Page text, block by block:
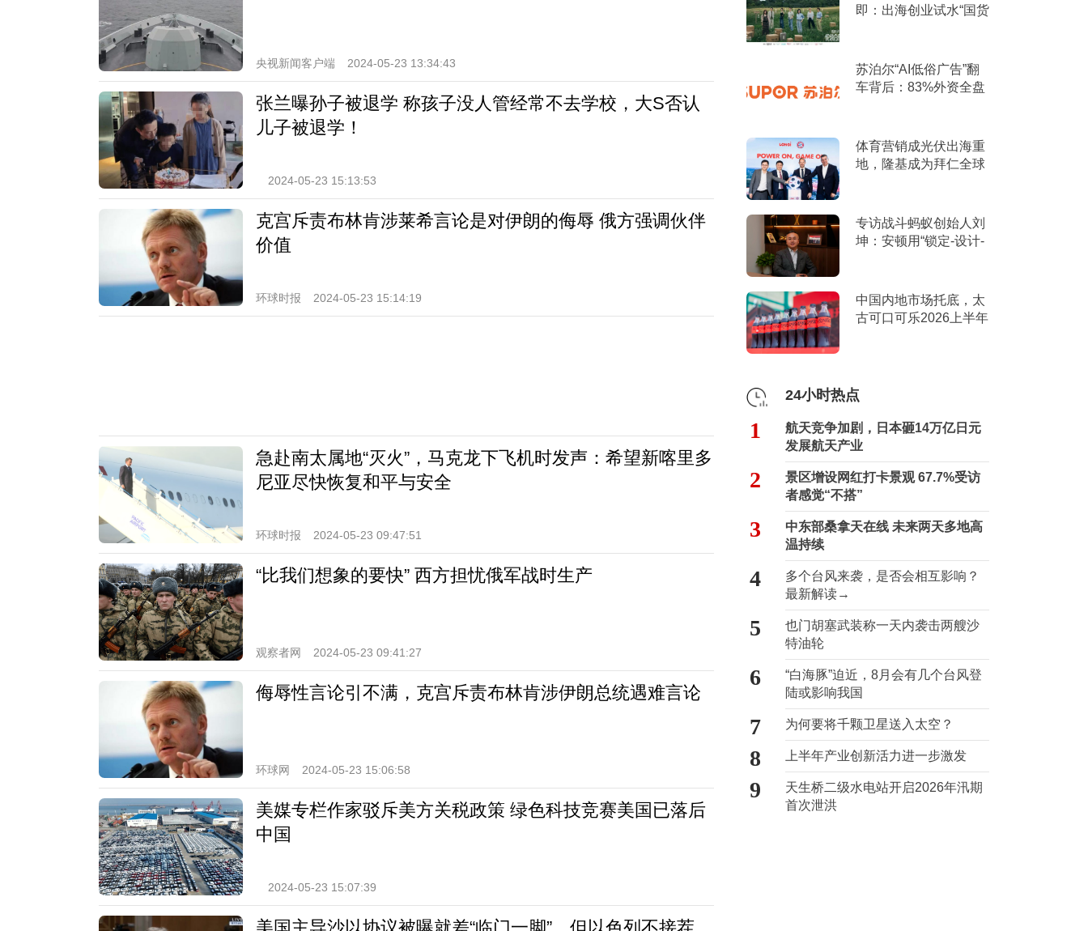
央视新闻客户端 2024-05-23 13:34:43
张兰曝孙子被退学 称孩子没人管经常不去学校，大S否认
儿子被退学！
2024-05-23 15:13:53
克宫斥责布林肯涉莱希言论是对伊朗的侮辱 俄方强调伙伴
价值
环球时报 2024-05-23 15:14:19
急赴南太属地“灭火”，马克龙下飞机时发声：希望新喀里多
尼亚尽快恢复和平与安全
环球时报 2024-05-23 09:47:51
“比我们想象的要快” 西方担忧俄军战时生产
观察者网 2024-05-23 09:41:27
侮辱性言论引不满，克宫斥责布林肯涉伊朗总统遇难言论
环球网 2024-05-23 15:06:58
美媒专栏作家驳斥美方关税政策 绿色科技竞赛美国已落后
中国
2024-05-23 15:07:39
即：出海创业试水“国货
苏泊尔“AI低俗广告”翻
车背后：83%外资全盘
体育营销成光伏出海重
地，隆基成为拜仁全球
专访战斗蚂蚁创始人刘
坤：安顿用“锁定-设计-
中国内地市场托底，太
古可口可乐2026上半年
24小时热点
1
航天竞争加剧，日本砸14万亿日元
发展航天产业
2
景区增设网红打卡景观 67.7%受访
者感觉“不搭”
3
中东部桑拿天在线 未来两天多地高
温持续
4
多个台风来袭，是否会相互影响？
最新解读→
5
也门胡塞武装称一天内袭击两艘沙
特油轮
6
“白海豚”迫近，8月会有几个台风登
陆或影响我国
7 为何要将千颗卫星送入太空？
8 上半年产业创新活力进一步激发
9
天生桥二级水电站开启2026年汛期
首次泄洪